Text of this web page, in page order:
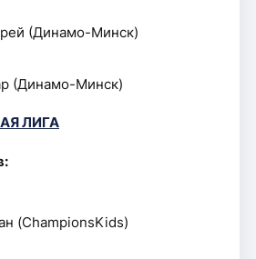
(Динамо-Минск)
(Динамо-Минск)
ЛИГА
(ChampionsKids)